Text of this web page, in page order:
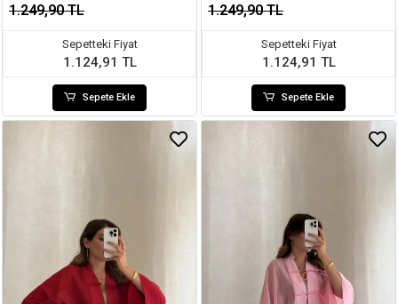
1.249,90 TL
Sepetteki Fiyat
1.124,91 TL
Sepete Ekle
1.249,90 TL
Sepetteki Fiyat
1.124,91 TL
Sepete Ekle